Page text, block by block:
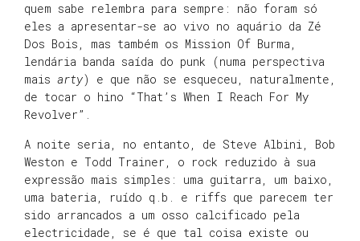
quem sabe relembra para sempre: não foram só
eles a apresentar-se ao vivo no aquário da Zé
Dos Bois, mas também os Mission Of Burma,
lendária banda saída do punk (numa perspectiva
mais arty) e que não se esqueceu, naturalmente,
de tocar o hino “That’s When I Reach For My
Revolver”.
A noite seria, no entanto, de Steve Albini, Bob
Weston e Todd Trainer, o rock reduzido à sua
expressão mais simples: uma guitarra, um baixo,
uma bateria, ruído q.b. e riffs que parecem ter
sido arrancados a um osso calcificado pela
electricidade, se é que tal coisa existe ou